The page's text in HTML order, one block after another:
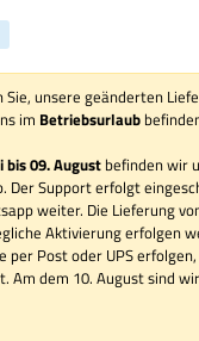
unsere geänderten
im Betriebsurlaub
bis 09. August befinden wir
Der Support erfolgt
weiter. Die Lieferung
Aktivierung erfolgen
per Post oder UPS
Am dem 10. August sind